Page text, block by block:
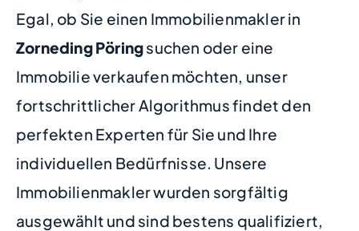
Egal, ob Sie einen Immobilienmakler in
Zorneding Pöringsuchen oder eine
Immobilie verkaufen möchten, unser
fortschrittlicher Algorithmus findet den
perfekten Experten für Sie und Ihre
individuellen Bedürfnisse. Unsere
Immobilienmakler wurden sorgfältig
ausgewählt und sind bestens qualifiziert,